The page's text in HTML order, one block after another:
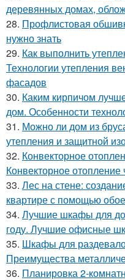
деревянных домах,
28. Профлистовая
нужно знать
29. Как выполнить
Технологии утепления
фасадов
30. Каким кирпичом
дом. Особенности
31. Можно ли дом из
утепления и защитной
32. Конвекторное
Конвекторное отопление
33. Лес на стене:
квартире с помощью
34. Лучшие шкафы для
году. Лучшие офисные
35. Шкафы для
Преимущества
36. Планировка 2-